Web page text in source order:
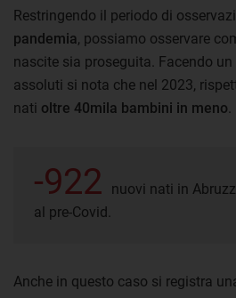
Restringendo il periodo di
pandemia, possiamo osservare
nascite sia proseguita. Facendo
assoluti si nota che nel 2023,
nati oltre 40mila bambini in meno
-922
nuovi nati in
al pre-Covid.
Anche in questo caso si registra